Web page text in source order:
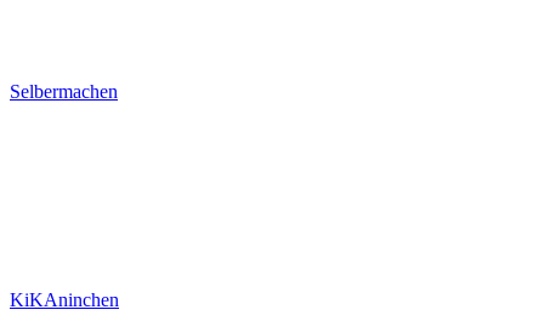
Selbermachen
KiKAninchen